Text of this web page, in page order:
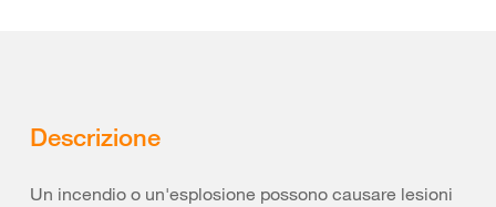
Descrizione
Un incendio o un'esplosione possono causare lesioni